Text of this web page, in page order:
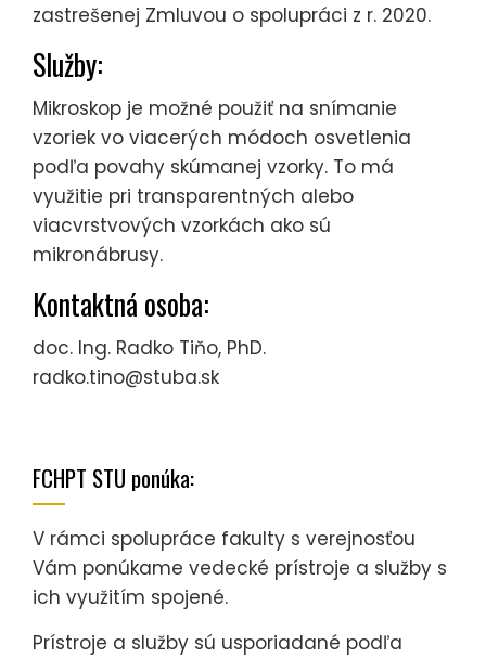
zastrešenej Zmluvou o spolupráci z r. 2020.
Služby:
Mikroskop je možné použiť na snímanie
vzoriek vo viacerých módoch osvetlenia
podľa povahy skúmanej vzorky. To má
využitie pri transparentných alebo
viacvrstvových vzorkách ako sú
mikronábrusy.
Kontaktná osoba:
doc. Ing. Radko Tiňo, PhD.
radko.tino@stuba.sk
FCHPT STU ponúka:
V rámci spolupráce fakulty s verejnosťou
Vám ponúkame vedecké prístroje a služby s
ich využitím spojené.
Prístroje a služby sú usporiadané podľa